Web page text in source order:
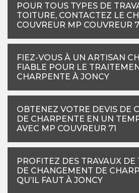
POUR TOUS TYPES DE
TOITURE, CONTACTEZ LE
COUVREUR MP COUVREUR
FIEZ-VOUS À UN ARTISAN
FIABLE POUR LE
CHARPENTE À JONCY
OBTENEZ VOTRE DEVIS DE
DE CHARPENTE EN UN
AVEC MP COUVREUR 71
PROFITEZ DES TRAVAUX
DE CHANGEMENT DE
QU’IL FAUT À JONCY